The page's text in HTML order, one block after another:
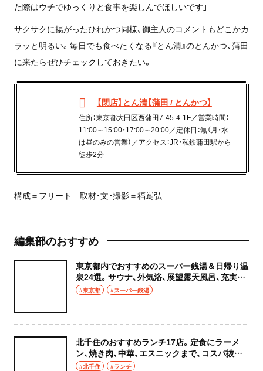
た際はウチでゆっくりと食事を楽しんでほしいです」
サクサクに揚がったひれかつ同様、御主人のコメントもどこかカ
ラッと明るい。毎日でも食べたくなる『とん清』のとんかつ、蒲田
に来たらぜひチェックしておきたい。
【閉店】とん清【蒲田 / とんかつ】
住所：東京都大田区西蒲田7-45-4-1F／営業時間：
11:00～15:00・17:00～20:00／定休日：無（月・水
は昼のみの営業）／アクセス：JR・私鉄蒲田駅から
徒歩2分
構成＝フリート 取材・文・撮影＝福嶌弘
編集部のおすすめ
東京都内でおすすめのスーパー銭湯＆日帰り温
泉24選。サウナ、外気浴、展望露天風呂、充実の
癒やし空間へ
#東京都 #スーパー銭湯
北千住のおすすめランチ17店。定食にラーメ
ン、焼き肉、中華、エスニックまで、コスパ抜群
な店もおしゃれな店も網羅してご紹介！
#北千住 #ランチ